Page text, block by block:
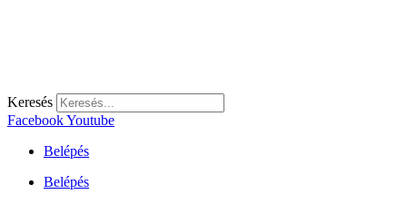
Keresés
FacebookYoutube
Belépés
Belépés